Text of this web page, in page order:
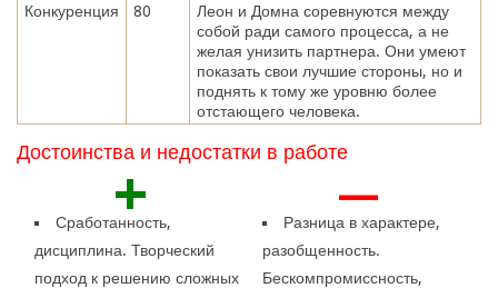
Конкуренция
80
Леон и Домна соревнуются между
собой ради самого процесса, а не
желая унизить партнера. Они умеют
показать свои лучшие стороны, но и
поднять к тому же уровню более
отстающего человека.
Достоинства и недостатки в работе
+
Сработанность,
дисциплина. Творческий
подход к решению сложных
—
Разница в характере,
разобщенность.
Бескомпромиссность,